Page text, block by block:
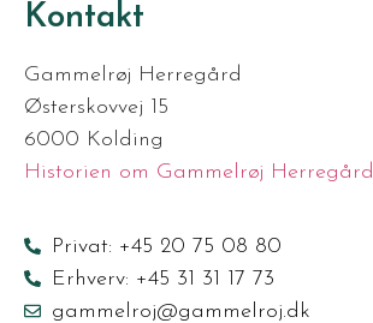
Kontakt
Gammelrøj Herregård
Østerskovvej 15
6000 Kolding
Historien om Gammelrøj Herregård
Privat: +45 20 75 08 80
Erhverv: +45 31 31 17 73
gammelroj@gammelroj.dk